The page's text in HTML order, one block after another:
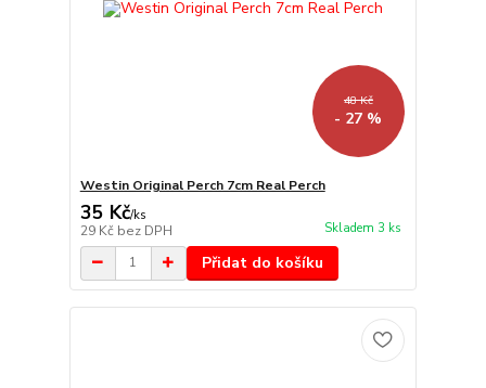
48 Kč
- 27 %
Westin Original Perch 7cm Real Perch
35 Kč/ks
29 Kč bez DPH Skladem 3 ks
Přidat do košíku